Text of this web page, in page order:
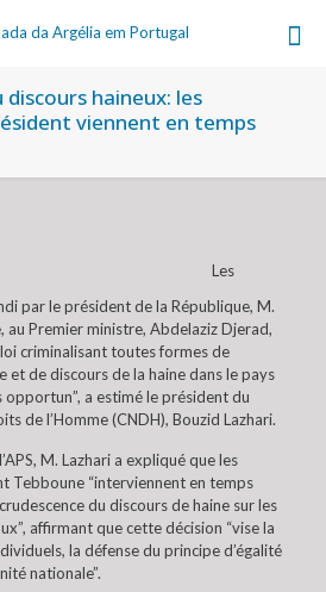
haineux: les
viennent en temps
Les
par le président de la République, M.
Premier ministre, Abdelaziz Djerad,
criminalisant toutes formes de
et de discours de la haine dans le pays
opportun”, a estimé le président du
de l’Homme (CNDH), Bouzid Lazhari.
M. Lazhari a expliqué que les
Tebboune “interviennent en temps
du discours de haine sur les
affirmant que cette décision “vise la
la défense du principe d’égalité
nationale”.